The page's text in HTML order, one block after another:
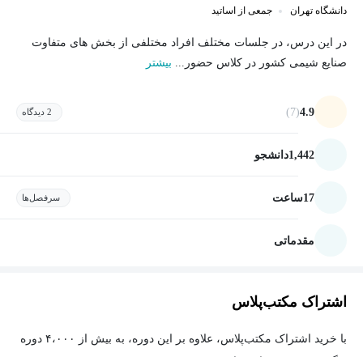
دانشگاه تهران جمعی از اساتید
در این درس، در جلسات مختلف افراد مختلفی از بخش های متفاوت
صنایع شیمی کشور در کلاس حضور... بیشتر
4.9
(7) 2 دیدگاه
1,442دانشجو
17ساعت سرفصل‌ها
مقدماتی
اشتراک مکتب‌پلاس
با خرید اشتراک مکتب‌پلاس، علاوه بر این دوره، به بیش از ۴،۰۰۰ دوره